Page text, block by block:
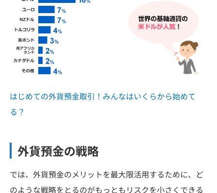
はじめての外貨預金取引！みんなはいくらから始めて
る？
外貨預金の戦略
では、外貨預金のメリットを最大限活用するために、ど
のような戦略をとるのがもっともリスクを小さくできる